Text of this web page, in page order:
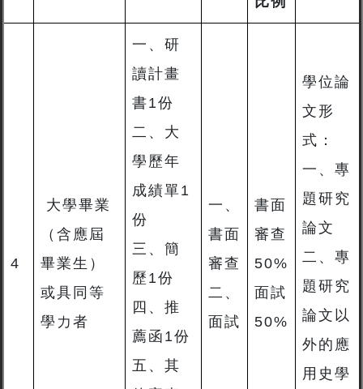
4
大學畢業
（含應屆
畢業生）
或具同等
學力者
一、研
讀計畫
書1份
二、大
學歷年
成績單1
份
三、簡
歷1份
四、推
薦函1份
五、其
一、
書面
審查
二、
面試
書面
審查
50%
面試
50%
學位論
文形
式：
一、專
題研究
論文
二、專
題研究
論文以
外的應
用史學